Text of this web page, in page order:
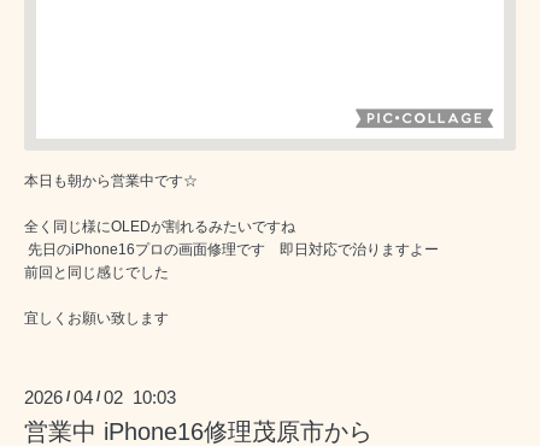
本日も朝から営業中です☆
全く同じ様にOLEDが割れるみたいですね
先日のiPhone16プロの画面修理です 即日対応で治りますよー
前回と同じ感じでした
宜しくお願い致します
2026 /04 /02 10:03
営業中 iPhone16修理茂原市から